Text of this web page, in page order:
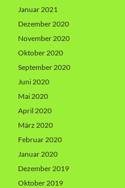
Januar 2021
Dezember 2020
November 2020
Oktober 2020
September 2020
Juni 2020
Mai 2020
April 2020
März 2020
Februar 2020
Januar 2020
Dezember 2019
Oktober 2019